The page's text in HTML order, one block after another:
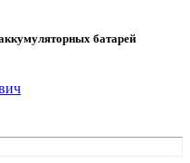
батарей